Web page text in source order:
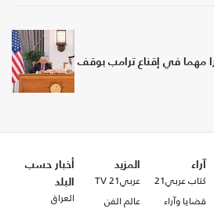
مهما في إقناع ترامب بوقف
آراء
كتاب عربي21
قضايا وآراء
المزيد
عربي21 TV
عالم الفن
أخبار حسب
البلد
العراق